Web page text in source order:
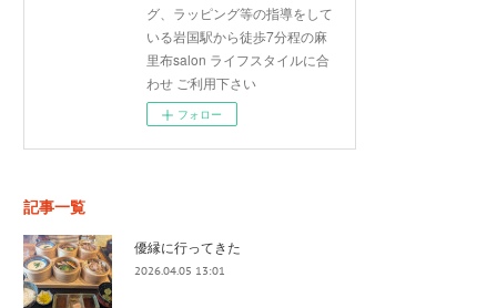
グ、ラッピング等の指導をして
いる岩国駅から徒歩7分程の麻
里布salon ライフスタイルに合
わせ ご利用下さい
フォロー
記事一覧
優縁に行ってきた
2026.04.05 13:01